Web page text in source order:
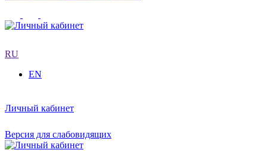
RU
EN
Личный кабинет
Версия для слабовидящих